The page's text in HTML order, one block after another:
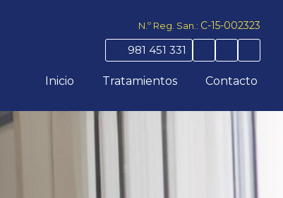
N.º Reg. San.: C-15-002323
981 451 331
Inicio Tratamientos Contacto